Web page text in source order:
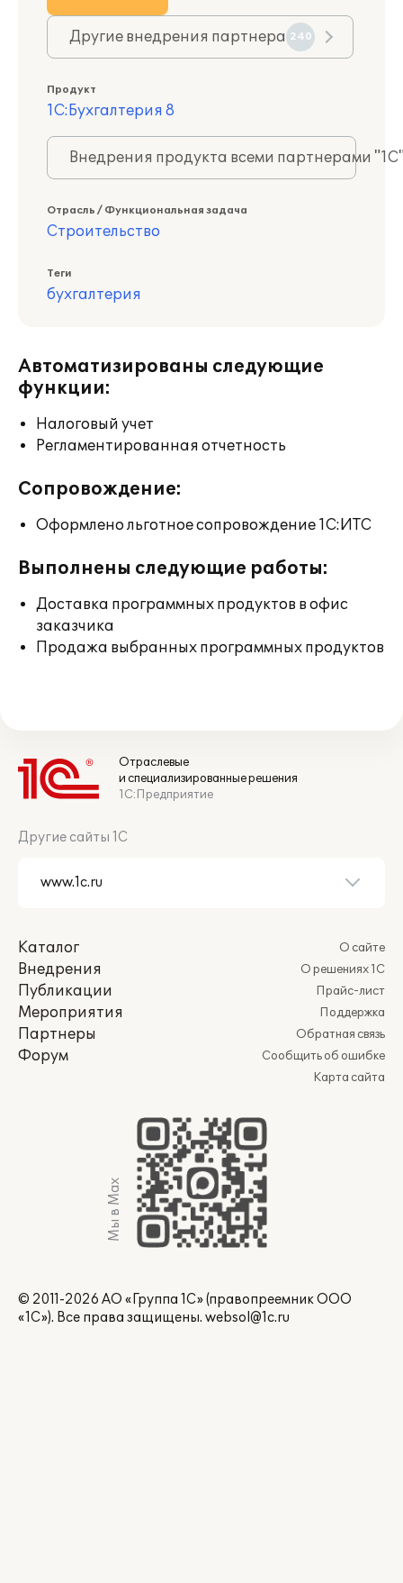
Другие внедрения партнера 240
Продукт
1С:Бухгалтерия 8
Внедрения продукта всеми партнерами
Отрасль / Функциональная задача
Строительство
Теги
бухгалтерия
Автоматизированы следующие
функции:
Налоговый учет
Регламентированная отчетность
Сопровождение:
Оформлено льготное сопровождение 1С:ИТС
Выполнены следующие работы:
Доставка программных продуктов в офис
заказчика
Продажа выбранных программных продуктов
Отраслевые
и специализированные решения
1С:Предприятие
Другие сайты 1С
Каталог
Внедрения
Публикации
Мероприятия
Партнеры
Форум
О сайте
О решениях 1С
Прайс-лист
Поддержка
Обратная связь
Сообщить об ошибке
Карта сайта
Мы в Max
© 2011-2026 АО «Группа 1С» (правопреемник ООО
«1С»). Все права защищены. websol@1c.ru